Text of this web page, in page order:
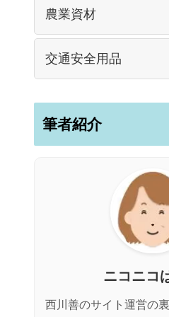
農業資材
交通安全用品
筆者紹介
ニコニコ
西川善のサイト運営の